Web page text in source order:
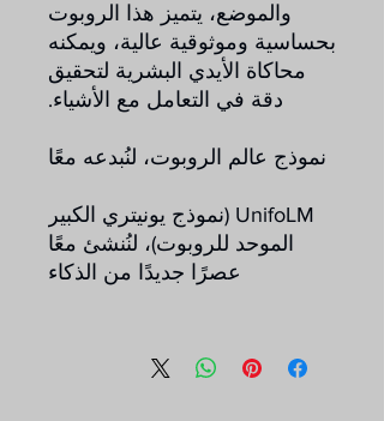
والموضع، يتميز هذا الروبوت
بحساسية وموثوقية عالية، ويمكنه
محاكاة الأيدي البشرية لتحقيق
دقة في التعامل مع الأشياء.
نموذج عالم الروبوت، لنُبدعه معًا
UnifoLM (نموذج يونيتري الكبير
الموحد للروبوت)، لنُنشئ معًا
عصرًا جديدًا من الذكاء